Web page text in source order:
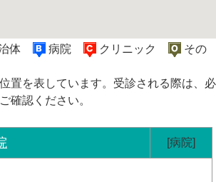
体 病院 クリニック
その
置を表しています。受診される際は、必
確認ください。
[病院]